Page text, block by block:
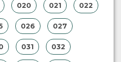
020 021 022
026 027
031 032